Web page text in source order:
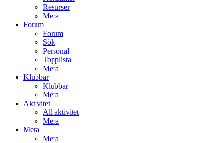
Resurser
Mera
Forum
Forum
Sök
Personal
Topplista
Mera
Klubbar
Klubbar
Mera
Aktivitet
All aktivitet
Mera
Mera
Mera